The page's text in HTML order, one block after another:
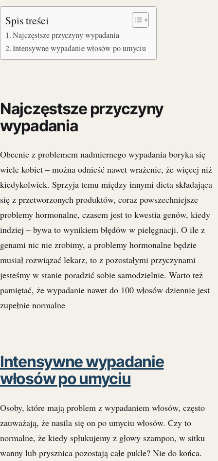
Spis treści
Najczęstsze przyczyny wypadania
Intensywne wypadanie włosów po umyciu
Najczęstsze przyczyny
wypadania
Obecnie z problemem nadmiernego wypadania boryka się
wiele kobiet – można odnieść nawet wrażenie, że więcej niż
kiedykolwiek. Sprzyja temu między innymi dieta składająca
się z przetworzonych produktów, coraz powszechniejsze
problemy hormonalne, czasem jest to kwestia genów, kiedy
indziej – bywa to wynikiem błędów w pielęgnacji. O ile z
genami nic nie zrobimy, a problemy hormonalne będzie
musiał rozwiązać lekarz, to z pozostałymi przyczynami
jesteśmy w stanie poradzić sobie samodzielnie. Warto też
pamiętać, że wypadanie nawet do 100 włosów dziennie jest
zupełnie normalne
Intensywne wypadanie
włosów po umyciu
Osoby, które mają problem z wypadaniem włosów, często
zauważają, że nasila się on po umyciu włosów. Czy to
normalne, że kiedy spłukujemy z głowy szampon, w sitku
wanny lub prysznica pozostają całe pukle? Nie do końca.